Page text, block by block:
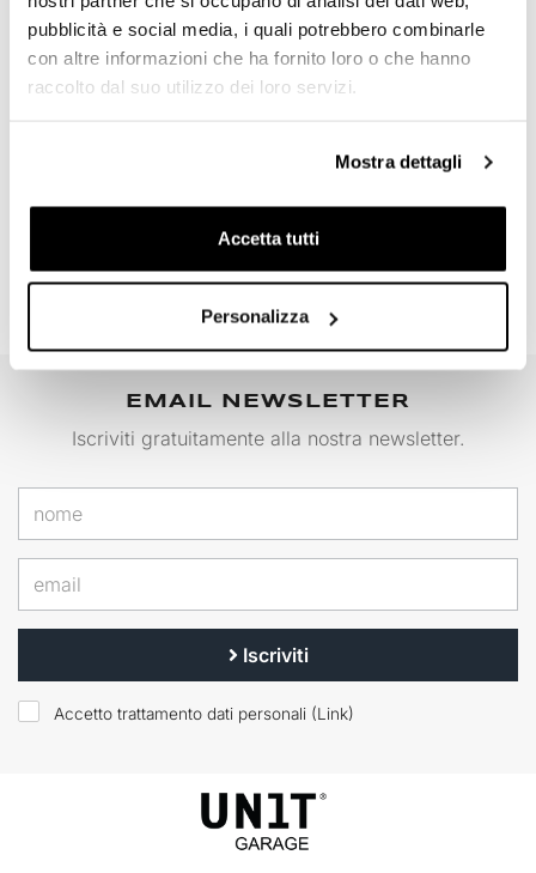
pubblicità e social media, i quali potrebbero combinarle
con altre informazioni che ha fornito loro o che hanno
raccolto dal suo utilizzo dei loro servizi.
Mostra dettagli
Accetta tutti
Personalizza
Codice: U101
EMAIL NEWSLETTER
Iscriviti gratuitamente alla nostra newsletter.
Iscriviti
Accetto trattamento dati personali (Link)